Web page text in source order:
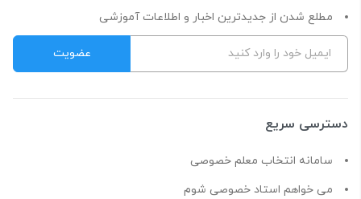
مطلع شدن از جدیدترین اخبار و اطلاعات آموزشی
دسترسی سریع
سامانه انتخاب معلم خصوصی
می خواهم استاد خصوصی شوم